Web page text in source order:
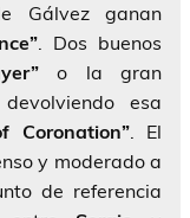
Gálvez ganan
. Dos buenos
o la gran
devolviendo esa
Coronation”. El
y moderado a
de referencia